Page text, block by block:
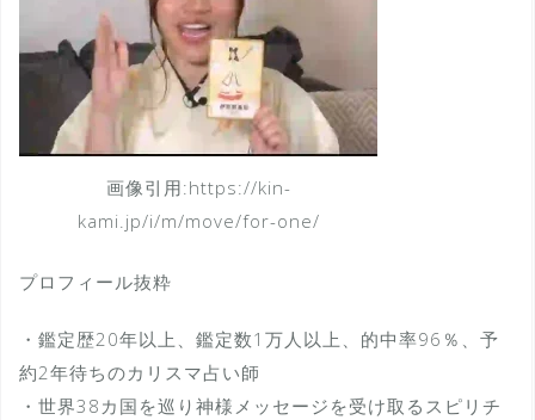
画像引用:https://kin-
kami.jp/i/m/move/for-one/
プロフィール抜粋
・鑑定歴20年以上、鑑定数1万人以上、的中率96％、予
約2年待ちのカリスマ占い師
・世界38カ国を巡り神様メッセージを受け取るスピリチ